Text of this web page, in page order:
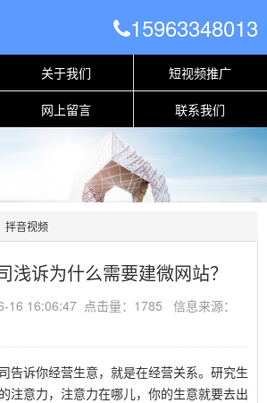
15963348013
关于我们 短视频推广
网上留言 联系我们
拌音视频
浅诉为什么需要建微网站？
16 16:06:47 点击量：1785 信息来源：
诉你经营生意，就是在经营关系。研究生
注意力，注意力在哪儿，你的生意就要去出